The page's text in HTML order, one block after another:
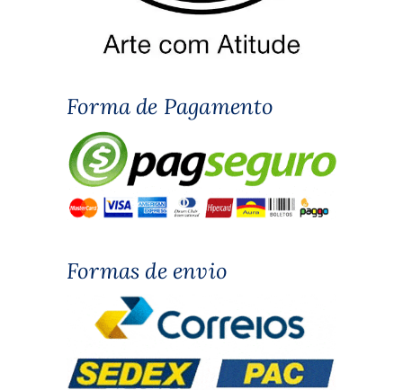
Forma de Pagamento
Formas de envio